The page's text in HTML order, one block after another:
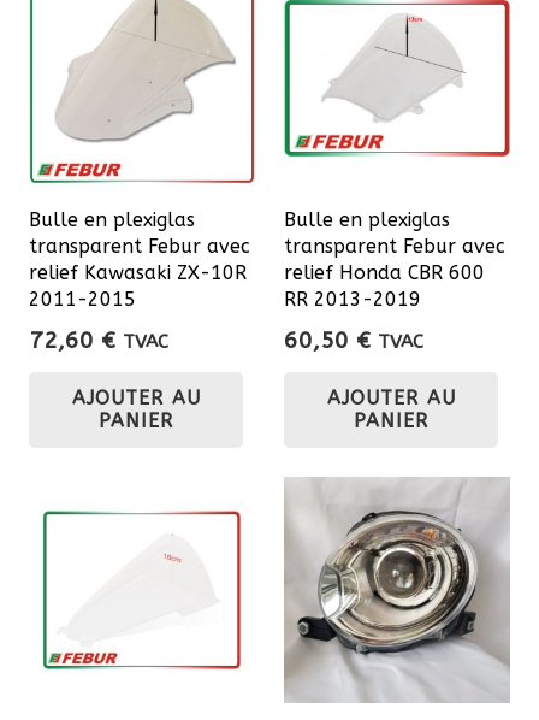
Bulle en plexiglas
transparent Febur avec
relief Kawasaki ZX-10R
2011-2015
72,60 € TVAC
AJOUTER AU
PANIER
Bulle en plexiglas
transparent Febur avec
relief Honda CBR 600
RR 2013-2019
60,50 € TVAC
AJOUTER AU
PANIER